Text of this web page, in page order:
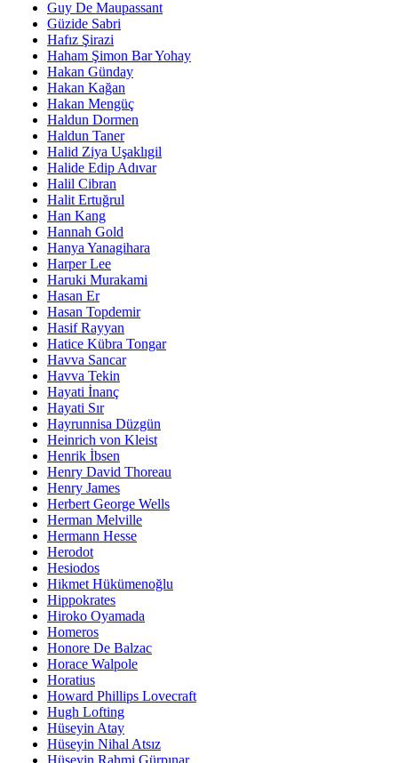
Guy De Maupassant
Güzide Sabri
Hafız Şirazi
Haham Şimon Bar Yohay
Hakan Günday
Hakan Kağan
Hakan Mengüç
Haldun Dormen
Haldun Taner
Halid Ziya Uşaklıgil
Halide Edip Adıvar
Halil Cibran
Halit Ertuğrul
Han Kang
Hannah Gold
Hanya Yanagihara
Harper Lee
Haruki Murakami
Hasan Er
Hasan Topdemir
Hasif Rayyan
Hatice Kübra Tongar
Havva Sancar
Havva Tekin
Hayati İnanç
Hayati Sır
Hayrunnisa Düzgün
Heinrich von Kleist
Henrik İbsen
Henry David Thoreau
Henry James
Herbert George Wells
Herman Melville
Hermann Hesse
Herodot
Hesiodos
Hikmet Hükümenoğlu
Hippokrates
Hiroko Oyamada
Homeros
Honore De Balzac
Horace Walpole
Horatius
Howard Phillips Lovecraft
Hugh Lofting
Hüseyin Atay
Hüseyin Nihal Atsız